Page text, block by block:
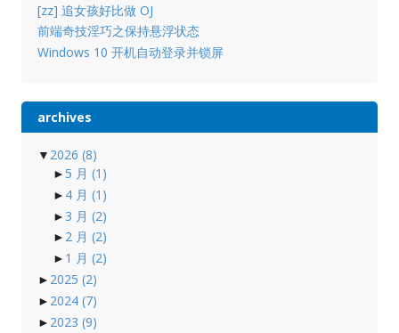
[zz] 追女孩好比做 OJ
前端奇技淫巧之保持悬浮状态
Windows 10 开机自动登录并锁屏
archives
▼ 2026 (8)
► 5 月 (1)
► 4 月 (1)
► 3 月 (2)
► 2 月 (2)
► 1 月 (2)
► 2025 (2)
► 2024 (7)
► 2023 (9)